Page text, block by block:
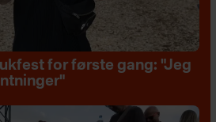
for første gang: "Jeg